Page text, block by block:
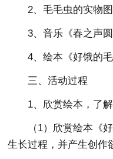
2、毛毛虫的实物
3、音乐《春之声圆
4、绘本《好饿的毛
三、活动过程
1、欣赏绘本，了
（1）欣赏绘本《
生长过程，并产生创作